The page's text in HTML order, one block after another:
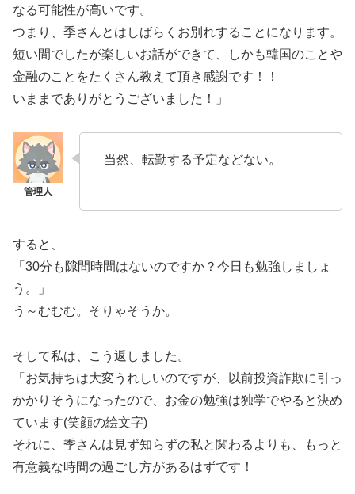
なる可能性が高いです。
つまり、季さんとはしばらくお別れすることになります。
短い間でしたが楽しいお話ができて、しかも韓国のことや
金融のことをたくさん教えて頂き感謝です！！
いままでありがとうございました！」
当然、転勤する予定などない。
すると、
「30分も隙間時間はないのですか？今日も勉強しましょ
う。」
う～むむむ。そりゃそうか。
そして私は、こう返しました。
「お気持ちは大変うれしいのですが、以前投資詐欺に引っ
かかりそうになったので、お金の勉強は独学でやると決め
ています(笑顔の絵文字)
それに、季さんは見ず知らずの私と関わるよりも、もっと
有意義な時間の過ごし方があるはずです！